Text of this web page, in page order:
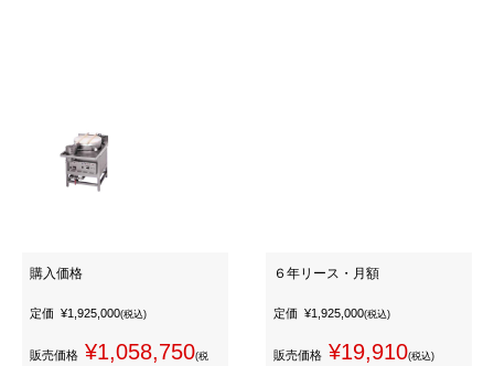
購入価格
定価 ¥1,925,000(税込)
販売価格 ¥1,058,750(税
６年リース・月額
定価 ¥1,925,000(税込)
販売価格 ¥19,910(税込)